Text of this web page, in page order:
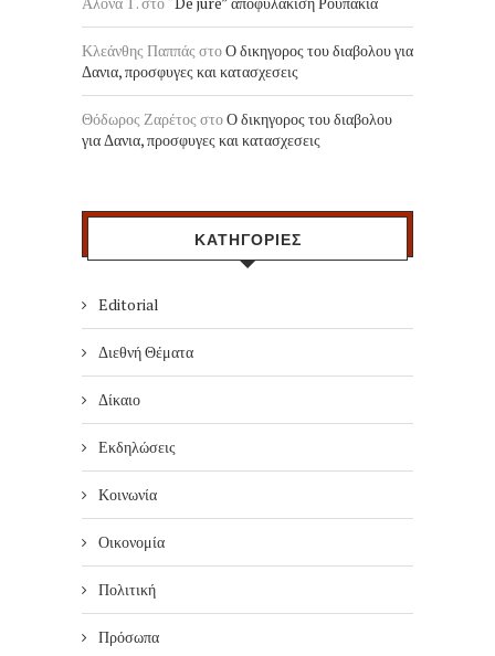
Κλεάνθης Παππάς στοΟ δικηγορος του διαβολου για
Δανια, προσφυγες και κατασχεσεις
Θόδωρος Ζαρέτος στοΟ δικηγορος του διαβολου
για Δανια, προσφυγες και κατασχεσεις
ΚΑΤΗΓΟΡΙΕΣ
Editorial
Διεθνή Θέματα
Δίκαιο
Εκδηλώσεις
Κοινωνία
Οικονομία
Πολιτική
Πρόσωπα